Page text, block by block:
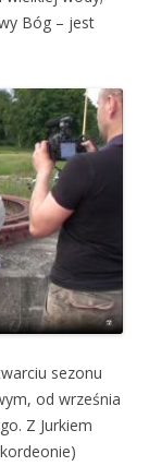
Bóg – jest
sezonu
od września
Z Jurkiem